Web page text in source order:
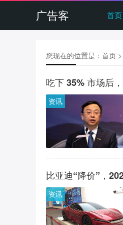
广告客 首页
您现在的位置是： 首页
吃下 35% 市场后
资讯
比亚迪“降价”，
资讯